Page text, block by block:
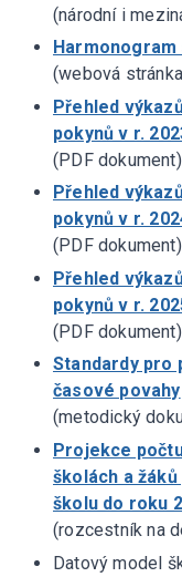
(národní i
(webová
Přehled
pokynů v r.
(PDF dokument)
Přehled
pokynů v r.
(PDF dokument)
Přehled
pokynů v r.
(PDF dokument)
Standardy pro
časové povahy
(metodický
Projekce
školách a
školu do roku
(rozcestník na
Datový model